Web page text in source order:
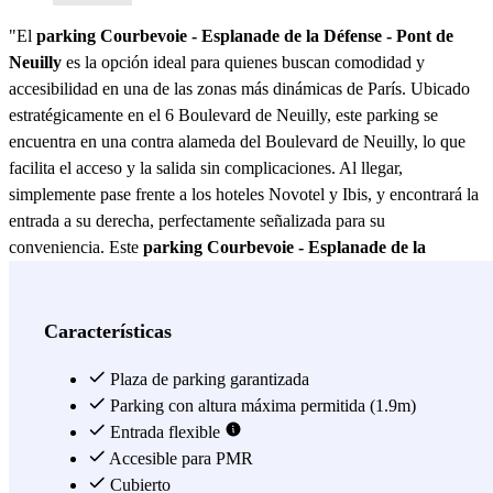
"El parking Courbevoie - Esplanade de la Défense - Pont de
Neuilly es la opción ideal para quienes buscan comodidad y
accesibilidad en una de las zonas más dinámicas de París. Ubicado
estratégicamente en el 6 Boulevard de Neuilly, este parking se
encuentra en una contra alameda del Boulevard de Neuilly, lo que
facilita el acceso y la salida sin complicaciones. Al llegar,
simplemente pase frente a los hoteles Novotel y Ibis, y encontrará la
entrada a su derecha, perfectamente señalizada para su
conveniencia. Este parking Courbevoie - Esplanade de la
Con amplios espacios de aparcamiento, garantiza que su vehículo
a importantes puntos de interés como el distrito financiero de La
Défense y el icónico Puente de Neuilly lo convierte en una opción
preferida tanto para profesionales como para turistas. La seguridad
es una prioridad en elparking Courbevoie - Esplanade de la
Défense - Pont de Neuilly
Características
Plaza de parking garantizada
Parking con altura máxima permitida (1.9m)
Entrada flexible
Accesible para PMR
Cubierto